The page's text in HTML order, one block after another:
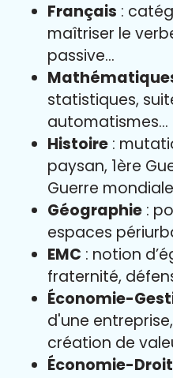
Français :
maîtriser le
passive…
statistiques,
automatismes…
Histoire :
paysan, 1ère
Guerre
Géographie :
espaces
EMC : notion
fraternité,
Économie-
d'une
création de
Économie-Droit